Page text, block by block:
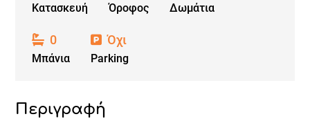
Κατασκευή Όροφος Δωμάτια
0
Μπάνια
Όχι
Parking
Περιγραφή